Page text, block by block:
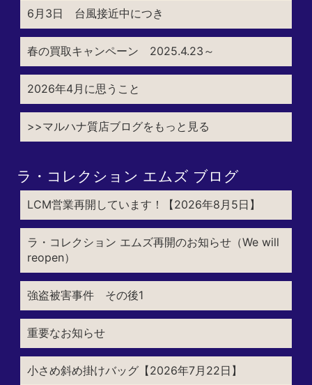
6月3日 台風接近中につき
春の買取キャンペーン 2025.4.23～
2026年4月に思うこと
>>マルハナ質店ブログをもっと見る
ラ・コレクション エムズ ブログ
LCM営業再開しています！【2026年8月5日】
ラ・コレクション エムズ再開のお知らせ（We will
reopen）
強盗被害事件 その後1
重要なお知らせ
小さめ斜め掛けバッグ【2026年7月22日】